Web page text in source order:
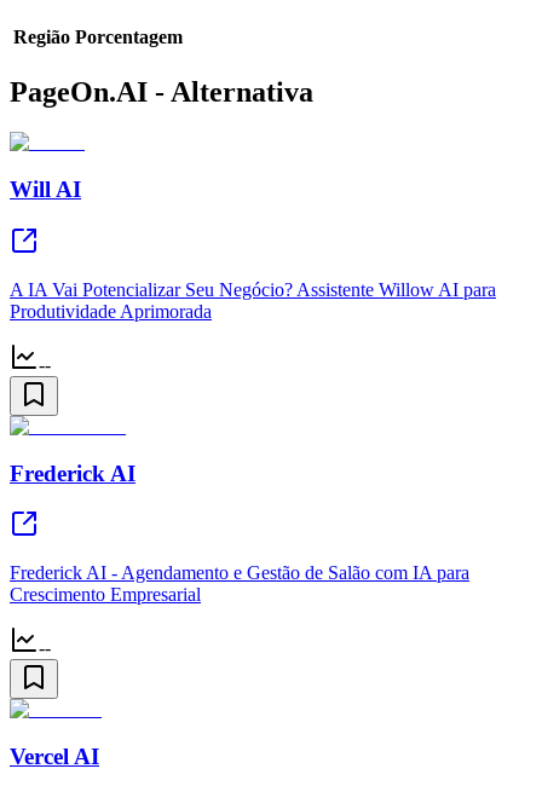
Região Porcentagem
PageOn.AI - Alternativa
Will AI
A IA Vai Potencializar Seu Negócio? Assistente Willow AI para
Produtividade Aprimorada
--
Frederick AI
Frederick AI - Agendamento e Gestão de Salão com IA para
Crescimento Empresarial
--
Vercel AI